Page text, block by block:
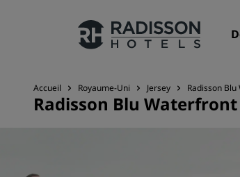
Nos enseignes
Accueil Royaume-Uni Jersey Radisson
Radisson Blu